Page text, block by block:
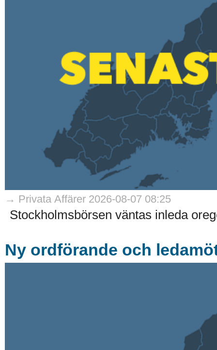
→ Privata Affärer 2026-08-07 08:25
Stockholmsbörsen väntas inleda
Ny ordförande och